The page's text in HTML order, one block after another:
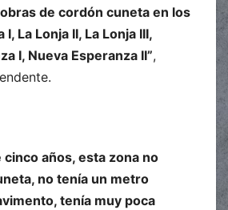
de cordón cuneta en los
La Lonja II, La Lonja III,
I, Nueva Esperanza II”,
cinco años, esta zona no
no tenía un metro
tenía muy poca